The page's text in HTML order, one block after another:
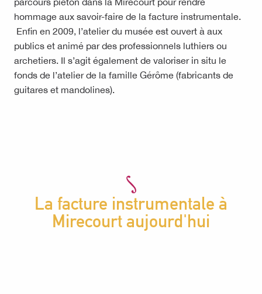
hommage aux savoir-faire de la facture instrumentale.
Enfin en 2009, l’atelier du musée est ouvert à aux
publics et animé par des professionnels luthiers ou
archetiers. Il s’agit également de valoriser in situ le
fonds de l’atelier de la famille Gérôme (fabricants de
guitares et mandolines).
La facture instrumentale à
Mirecourt aujourd'hui